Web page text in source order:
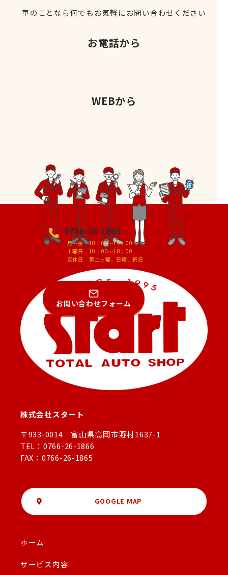
車のことなら何でもお気軽にお問い合わせください
お電話から
0766-26-1866
月～金 10：00～19：00
土曜日 10：00～18：00
定休日 第二土曜、日曜、祝日
WEBから
お問い合わせフォーム
株式会社スタート
〒933-0014 富山県高岡市野村1637-1
TEL：0766-26-1866
FAX：0766-26-1865
GOOGLE MAP
ホーム
サービス内容